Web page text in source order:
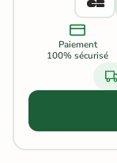
Paiement
100% sécurisé